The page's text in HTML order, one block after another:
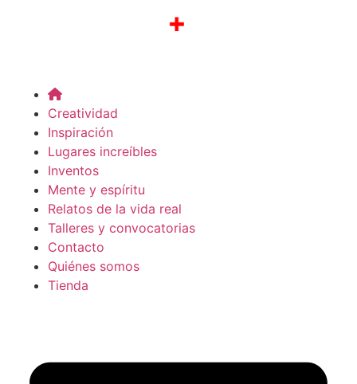
Creatividad
Inspiración
Lugares increíbles
Inventos
Mente y espíritu
Relatos de la vida real
Talleres y convocatorias
Contacto
Quiénes somos
Tienda